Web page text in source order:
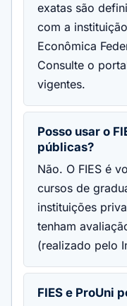
exatas são
com a
Econômica
Consulte o
vigentes.
Posso usar o
públicas?
Não. O FIES é
cursos de
instituições
tenham
(realizado pelo
FIES e ProUni